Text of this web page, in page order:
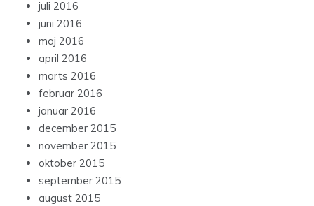
juli 2016
juni 2016
maj 2016
april 2016
marts 2016
februar 2016
januar 2016
december 2015
november 2015
oktober 2015
september 2015
august 2015